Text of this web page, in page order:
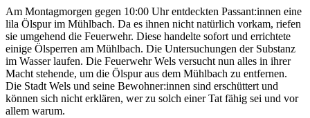
Am Montagmorgen gegen 10:00 Uhr entdeckten Passant:innen eine
lila Ölspur im Mühlbach. Da es ihnen nicht natürlich vorkam, riefen
sie umgehend die Feuerwehr. Diese handelte sofort und errichtete
einige Ölsperren am Mühlbach. Die Untersuchungen der Substanz
im Wasser laufen. Die Feuerwehr Wels versucht nun alles in ihrer
Macht stehende, um die Ölspur aus dem Mühlbach zu entfernen.
Die Stadt Wels und seine Bewohner:innen sind erschüttert und
können sich nicht erklären, wer zu solch einer Tat fähig sei und vor
allem warum.